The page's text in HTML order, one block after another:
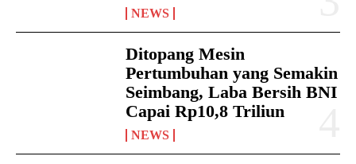
NEWS
Ditopang Mesin
Pertumbuhan yang Semakin
Seimbang, Laba Bersih BNI
Capai Rp10,8 Triliun
NEWS